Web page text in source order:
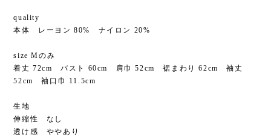
quality
本体 レーヨン 80% ナイロン 20%
size Mのみ
着丈 72cm バスト 60cm 肩巾 52cm 裾まわり 62cm 袖丈
52cm 袖口巾 11.5cm
生地
伸縮性 なし
透け感 ややあり